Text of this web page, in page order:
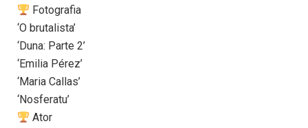
Fotografia
‘O brutalista’
‘Duna: Parte 2’
‘Emilia Pérez’
‘Maria Callas’
‘Nosferatu’
Ator